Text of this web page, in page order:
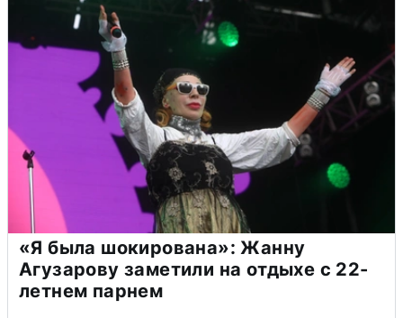
«Я была шокирована»: Жанну
Агузарову заметили на отдыхе с 22-
летнем парнем